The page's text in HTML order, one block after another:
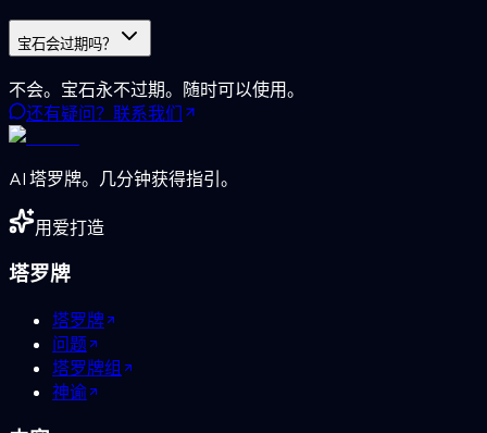
宝石会过期吗？
不会。宝石永不过期。随时可以使用。
还有疑问？联系我们
AI 塔罗牌。几分钟获得指引。
用爱打造
塔罗牌
塔罗牌
问题
塔罗牌组
神谕